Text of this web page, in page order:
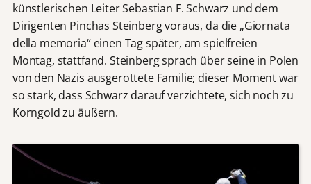
künstlerischen Leiter Sebastian F. Schwarz und dem
Dirigenten Pinchas Steinberg voraus, da die „Giornata
della memoria“ einen Tag später, am spielfreien
Montag, stattfand. Steinberg sprach über seine in Polen
von den Nazis ausgerottete Familie; dieser Moment war
so stark, dass Schwarz darauf verzichtete, sich noch zu
Korngold zu äußern.